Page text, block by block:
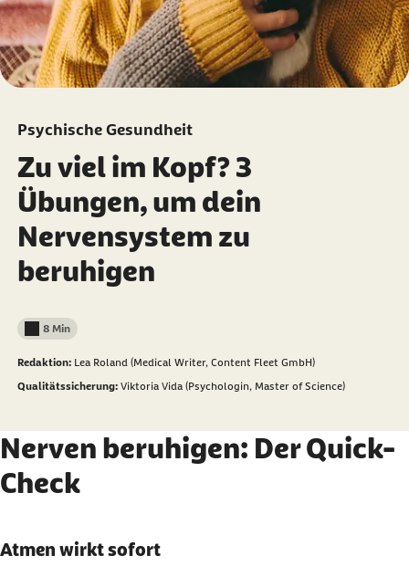
Psychische Gesundheit
Zu viel im Kopf? 3
Übungen, um dein
Nervensystem zu
beruhigen
Lesedauer weniger als
8 Min
Redaktion: Lea Roland (Medical Writer, Content Fleet GmbH)
Qualitätssicherung: Viktoria Vida (Psychologin, Master of Science)
Nerven beruhigen: Der Quick-
Check
Karussell mit 3 Elementen
Element 1 von 3
Atmen wirkt sofort